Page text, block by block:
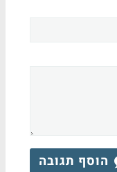
הוסף תגובה